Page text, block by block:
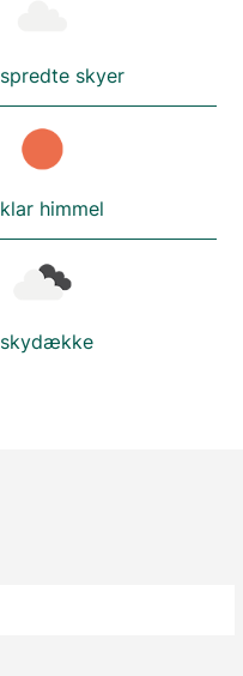
spredte skyer
klar himmel
skydække